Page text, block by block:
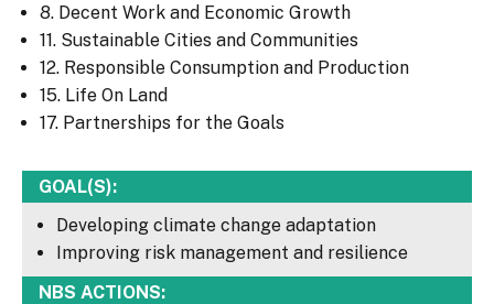
8. Decent Work and Economic Growth
11. Sustainable Cities and Communities
12. Responsible Consumption and Production
15. Life On Land
17. Partnerships for the Goals
GOAL(S):
Developing climate change adaptation
Improving risk management and resilience
NBS ACTIONS: